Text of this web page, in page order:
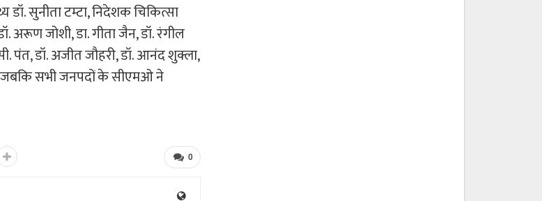
सुनीता टम्टा, निदेशक चिकित्सा
अरूण जोशी, डा. गीता जैन, डॉ. रंगील
पंत, डॉ. अजीत जौहरी, डॉ. आनंद शुक्ला,
जबकि सभी जनपदों के सीएमओ ने
0